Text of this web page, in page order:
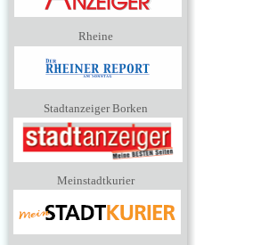
Rheine
Stadtanzeiger Borken
Meinstadtkurier